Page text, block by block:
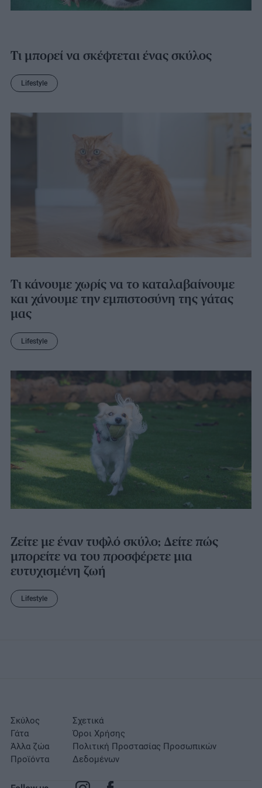
Τι μπορεί να σκέφτεται ένας σκύλος
Lifestyle
Τι κάνουμε χωρίς να το καταλαβαίνουμε
και χάνουμε την εμπιστοσύνη της γάτας
μας
Lifestyle
Ζείτε με έναν τυφλό σκύλο; Δείτε πώς
μπορείτε να του προσφέρετε μια
ευτυχισμένη ζωή
Lifestyle
Σκύλος
Γάτα
Άλλα ζώα
Προϊόντα
Σχετικά
Όροι Χρήσης
Πολιτική Προστασίας Προσωπικών
Δεδομένων